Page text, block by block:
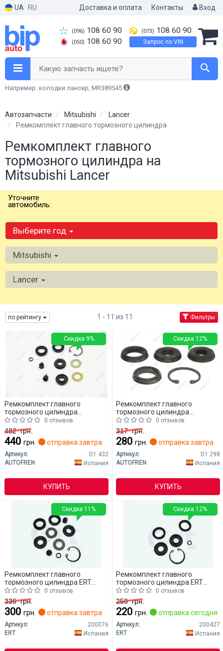
UA RU Доставка и оплата Контакты Вход
(096) 108 60 90
(050) 108 60 90
(073) 108 60 90
Запрос по VIN
Какую запчасть ищете?
Например: колодки лансер, MR389545
Автозапчасти Mitsubishi
Lancer
Ремкомплект главного тормозного цилиндра
Ремкомплект главного
тормозного цилиндра на
Mitsubishi Lancer
Уточните
автомобиль:
Выберите год
Mitsubishi
Lancer
по рейтингу 1 - 11 из 11 Фильтры
Ремкомплект главного
тормозного цилиндра
AUTOFREN D1 432 Mitsubishi
Lancer
0 отзывов
482грн.
440 грн. отправка завтра
Артикул:
D1 432
AUTOFREN
Испания
КУПИТЬ
Скидка 9%
Ремкомплект главного
тормозного цилиндра
AUTOFREN D1 298 Mitsubishi
Lancer
0 отзывов
317грн.
280 грн. отправка завтра
Артикул:
D1 298
AUTOFREN
Испания
КУПИТЬ
Скидка 12%
Ремкомплект главного
тормозного цилиндра ERT
200076 Mitsubishi Lancer
0 отзывов
336грн.
300 грн. отправка завтра
Артикул:
200076
ERT
Испания
Скидка 11%
Ремкомплект главного
тормозного цилиндра ERT
200427 Mitsubishi Lancer
0 отзывов
250грн.
220 грн. отправка сегодня
Артикул:
200427
ERT
Испания
Скидка 12%